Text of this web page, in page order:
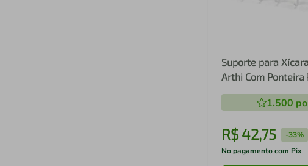
Suporte para
Arthi Com
Branco
1.500
R$ 42,75 -33%
No pagamento com Pix